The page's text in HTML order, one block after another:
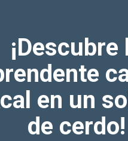
¡Descubre
en un
de cerdo!